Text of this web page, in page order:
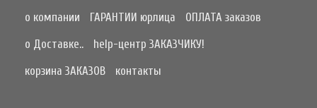
о компании
ГАРАНТИИ юрлица
ОПЛАТА заказов
о Доставке..
help-центр ЗАКАЗЧИКУ!
корзина ЗАКАЗОВ
контакты